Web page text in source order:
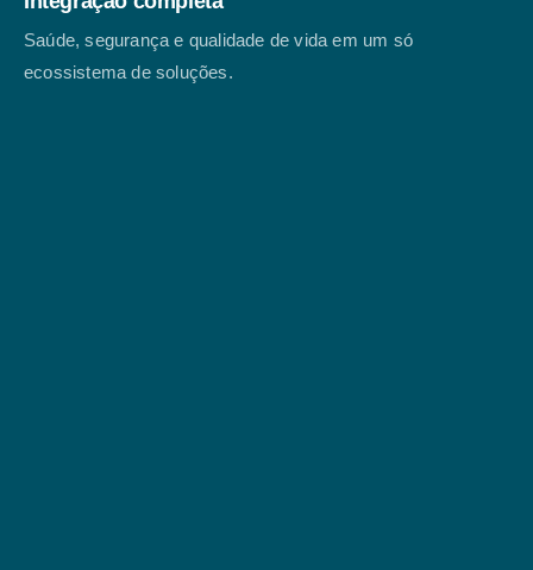
Saúde, segurança e qualidade de vida em um só
ecossistema de soluções.